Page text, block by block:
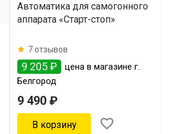
Автоматика для самогонного
аппарата «Старт-стоп»
7 отзывов
9 205 ₽
цена в магазине г.
Белгород
9 490 ₽